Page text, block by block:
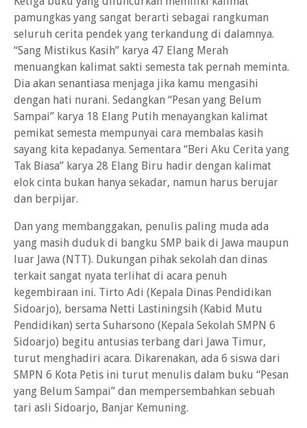
pamungkas yang sangat berarti sebagai rangkuman
seluruh cerita pendek yang terkandung di dalamnya.
“Sang Mistikus Kasih” karya 47 Elang Merah
menuangkan kalimat sakti semesta tak pernah meminta.
Dia akan senantiasa menjaga jika kamu mengasihi
dengan hati nurani. Sedangkan “Pesan yang Belum
Sampai” karya 18 Elang Putih menayangkan kalimat
pemikat semesta mempunyai cara membalas kasih
sayang kita kepadanya. Sementara “Beri Aku Cerita yang
Tak Biasa” karya 28 Elang Biru hadir dengan kalimat
elok cinta bukan hanya sekadar, namun harus berujar
dan berpijar.
Dan yang membanggakan, penulis paling muda ada
yang masih duduk di bangku SMP baik di Jawa maupun
luar Jawa (NTT). Dukungan pihak sekolah dan dinas
terkait sangat nyata terlihat di acara penuh
kegembiraan ini. Tirto Adi (Kepala Dinas Pendidikan
Sidoarjo), bersama Netti Lastiningsih (Kabid Mutu
Pendidikan) serta Suharsono (Kepala Sekolah SMPN 6
Sidoarjo) begitu antusias terbang dari Jawa Timur,
turut menghadiri acara. Dikarenakan, ada 6 siswa dari
SMPN 6 Kota Petis ini turut menulis dalam buku “Pesan
yang Belum Sampai” dan mempersembahkan sebuah
tari asli Sidoarjo, Banjar Kemuning.